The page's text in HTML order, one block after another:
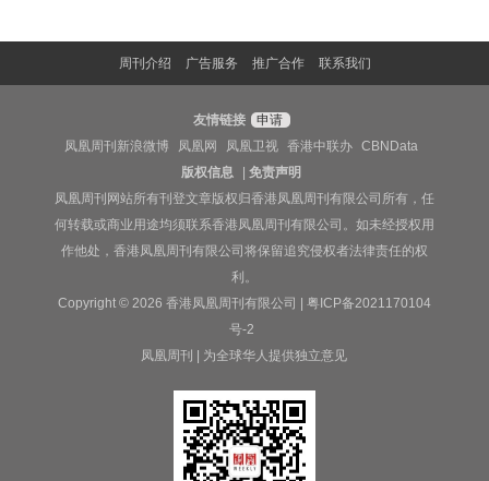
周刊介绍 广告服务 推广合作 联系我们
友情链接 申请
凤凰周刊新浪微博
凤凰网 凤凰卫视 香港中联办
CBNData
版权信息
|免责声明
凤凰周刊网站所有刊登文章版权归香港凤凰周刊有限公司所有，任
何转载或商业用途均须联系香港凤凰周刊有限公司。如未经授权用
作他处，香港凤凰周刊有限公司将保留追究侵权者法律责任的权
利。
Copyright © 2026 香港凤凰周刊有限公司 | 粤ICP备2021170104
号-2
凤凰周刊 | 为全球华人提供独立意见